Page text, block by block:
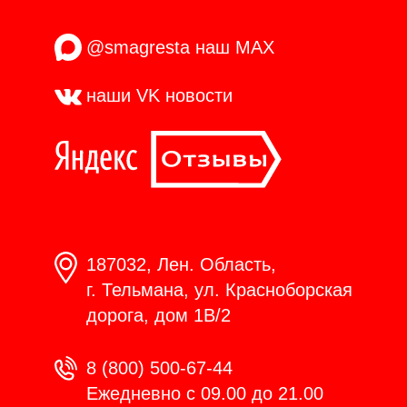
@smagresta наш MAX
наши VK новости
187032, Лен. Область,
г. Тельмана, ул. Красноборская
дорога, дом 1В/2
8 (800) 500-67-44
Ежедневно с 09.00 до 21.00